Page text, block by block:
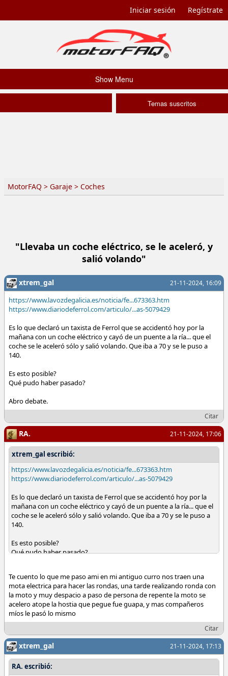
Iniciar sesión Regístrate
Show Menu
Temas suscritos
MotorFAQ > Garaje > Coches
"Llevaba un coche eléctrico, se le aceleró, y
salió volando"
21-11-2024, 16:09
xtrem_gal
https://www.lavozdegalicia.es/noticia/fe...673363.htm
https://www.diariodeferrol.com/articulo/...as-5079429
Es lo que declaró un taxista de Ferrol que se accidentó hoy por la
mañana con un coche eléctrico y cayó de un puente a la ría... que el
coche se le aceleró sólo y salió volando. Que iba a 70 y se le puso a
140.
Es esto posible?
Qué pudo haber pasado?
Abro debate.
Citar
21-11-2024, 17:06
RA.
xtrem_gal escribió:
https://www.lavozdegalicia.es/noticia/fe...673363.htm
https://www.diariodeferrol.com/articulo/...as-5079429
Es lo que declaró un taxista de Ferrol que se accidentó hoy por la
mañana con un coche eléctrico y cayó de un puente a la ría... que el
coche se le aceleró sólo y salió volando. Que iba a 70 y se le puso a
140.
Es esto posible?
Qué pudo haber pasado?
Te cuento lo que me paso ami en mi antiguo curro nos traen una
mota electrica para hacer las rondas, una tarde realizando ronda con
la moto y muy despacio a paso de persona de repente la moto se
acelero atope la hostia que pegue fue guapa, y mas compañeros
míos le pasó lo mismo
Citar
21-11-2024, 17:13
xtrem_gal
RA. escribió: